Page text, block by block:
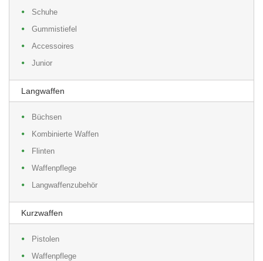
Schuhe
Gummistiefel
Accessoires
Junior
Langwaffen
Büchsen
Kombinierte Waffen
Flinten
Waffenpflege
Langwaffenzubehör
Kurzwaffen
Pistolen
Waffenpflege